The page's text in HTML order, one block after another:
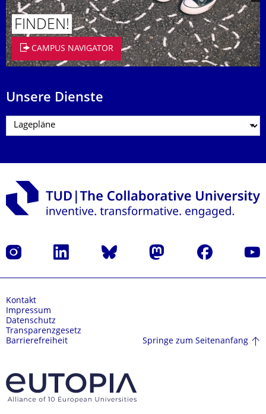
FINDEN!
CAMPUS NAVIGATOR
Unsere Dienste
Instagram LinkedIn Bluesky Mastodon Facebook
Kontakt
Impressum
Datenschutz
Transparenzgesetz
Barrierefreiheit
Springe zum Seitenanfang